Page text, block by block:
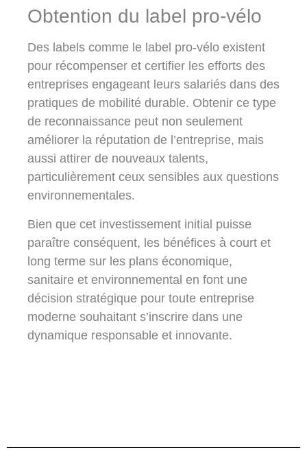
Obtention du label pro-vélo
Des labels comme le label pro-vélo existent
pour récompenser et certifier les efforts des
entreprises engageant leurs salariés dans des
pratiques de mobilité durable. Obtenir ce type
de reconnaissance peut non seulement
améliorer la réputation de l’entreprise, mais
aussi attirer de nouveaux talents,
particulièrement ceux sensibles aux questions
environnementales.
Bien que cet investissement initial puisse
paraître conséquent, les bénéfices à court et
long terme sur les plans économique,
sanitaire et environnemental en font une
décision stratégique pour toute entreprise
moderne souhaitant s’inscrire dans une
dynamique responsable et innovante.